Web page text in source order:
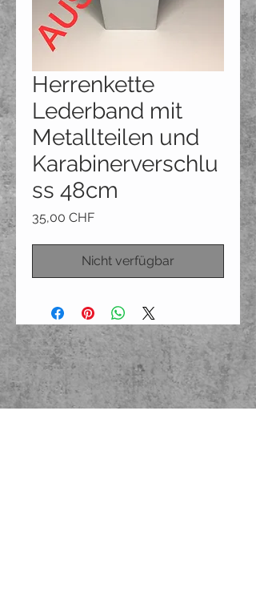
Herrenkette
Lederband mit
Metallteilen und
Karabinerverschlu
ss 48cm
35,00 CHFPreis
Nicht verfügbar